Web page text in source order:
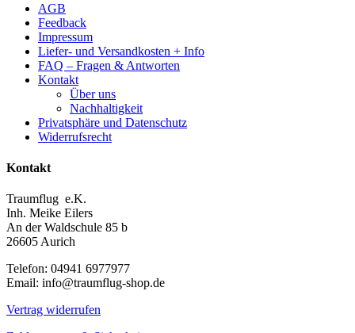
AGB
Feedback
Impressum
Liefer- und Versandkosten + Info
FAQ – Fragen & Antworten
Kontakt
Über uns
Nachhaltigkeit
Privatsphäre und Datenschutz
Widerrufsrecht
Kontakt
Traumflug e.K.
Inh. Meike Eilers
An der Waldschule 85 b
26605 Aurich
Telefon: 04941 6977977
Email: info@traumflug-shop.de
Vertrag widerrufen